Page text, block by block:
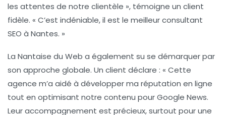
les attentes de notre clientèle », témoigne un client
fidèle. « C’est indéniable, il est le meilleur consultant
SEO à Nantes. »
La Nantaise du Web a également su se démarquer par
son approche globale. Un client déclare : « Cette
agence m’a aidé à développer ma réputation en ligne
tout en optimisant notre contenu pour Google News.
Leur accompagnement est précieux, surtout pour une